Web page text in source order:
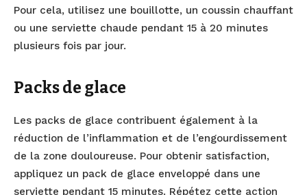
Pour cela, utilisez une bouillotte, un coussin chauffant
ou une serviette chaude pendant 15 à 20 minutes
plusieurs fois par jour.
Packs de glace
Les packs de glace contribuent également à la
réduction de l’inflammation et de l’engourdissement
de la zone douloureuse. Pour obtenir satisfaction,
appliquez un pack de glace enveloppé dans une
serviette pendant 15 minutes. Répétez cette action